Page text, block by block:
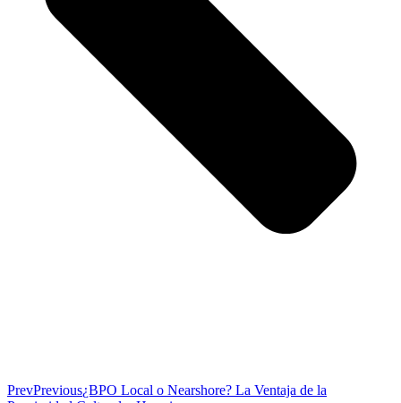
PrevPrevious¿BPO Local o Nearshore? La Ventaja de la